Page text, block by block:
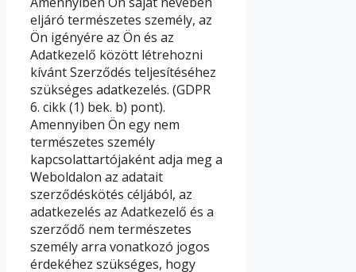
eljáró természetes személy, az
Ön igényére az Ön és az
Adatkezelő között létrehozni
kívánt Szerződés teljesítéséhez
szükséges adatkezelés. (GDPR
6. cikk (1) bek. b) pont).
Amennyiben Ön egy nem
természetes személy
kapcsolattartójaként adja meg a
Weboldalon az adatait
szerződéskötés céljából, az
adatkezelés az Adatkezelő és a
szerződő nem természetes
személy arra vonatkozó jogos
érdekéhez szükséges, hogy